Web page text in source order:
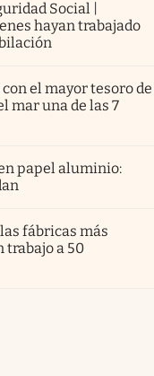
Social |
hayan trabajado
el mayor tesoro de
mar una de las 7
papel aluminio:
fábricas más
trabajo a 50